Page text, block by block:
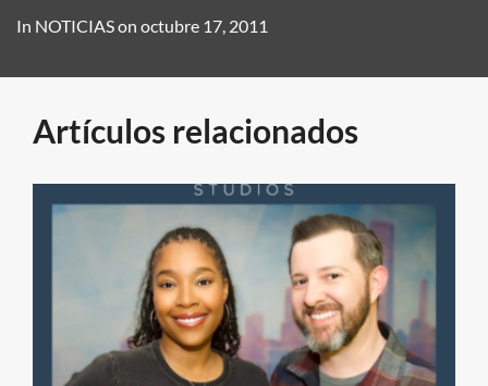
In NOTICIASon octubre 17, 2011
Artículos relacionados